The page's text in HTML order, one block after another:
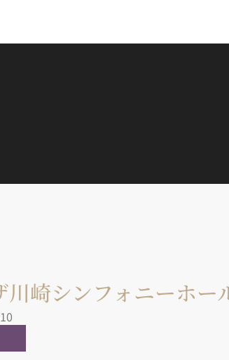
川崎シンフォニーホー